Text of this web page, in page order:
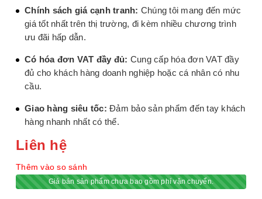
Chính sách giá cạnh tranh: Chúng tôi mang đến mức
giá tốt nhất trên thị trường, đi kèm nhiều chương trình
ưu đãi hấp dẫn.
Có hóa đơn VAT đầy đủ: Cung cấp hóa đơn VAT đầy
đủ cho khách hàng doanh nghiệp hoặc cá nhân có nhu
cầu.
Giao hàng siêu tốc: Đảm bảo sản phẩm đến tay khách
hàng nhanh nhất có thể.
Liên hệ
Thêm vào so sánh
Giá bán sản phẩm chưa bao gồm phí vận chuyển.